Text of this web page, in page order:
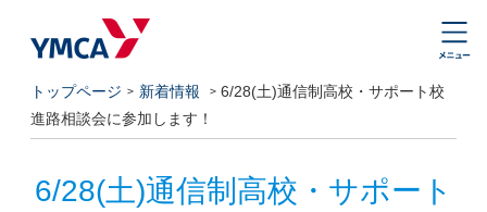
トップページ 新着情報
6/28(土)通信制高校・サポート校
進路相談会に参加します！
6/28(土)通信制高校・サポート